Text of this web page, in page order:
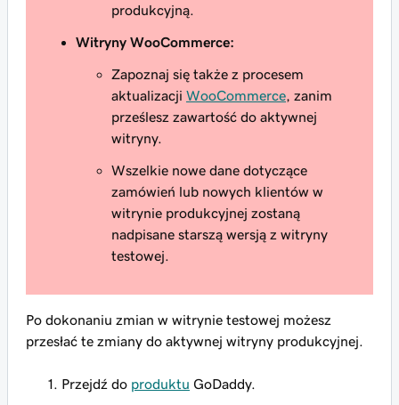
produkcyjną.
Witryny WooCommerce:
Zapoznaj się także z procesem
aktualizacji WooCommerce , zanim
prześlesz zawartość do aktywnej
witryny.
Wszelkie nowe dane dotyczące
zamówień lub nowych klientów w
witrynie produkcyjnej zostaną
nadpisane starszą wersją z witryny
testowej.
Po dokonaniu zmian w witrynie testowej możesz
przesłać te zmiany do aktywnej witryny produkcyjnej.
Przejdź do produktu GoDaddy.